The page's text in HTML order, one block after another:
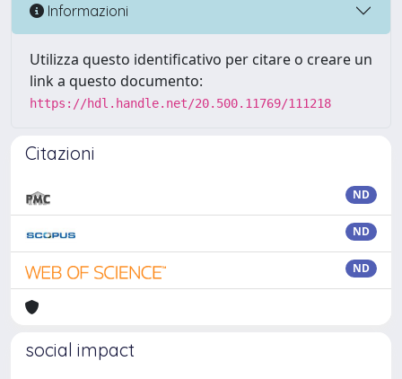
Informazioni
Utilizza questo identificativo per citare o creare un
link a questo documento:
https://hdl.handle.net/20.500.11769/111218
Citazioni
ND
ND
ND
social impact